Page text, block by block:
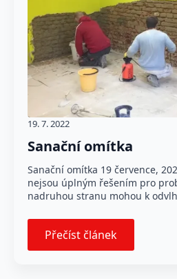
Sanační omítka
19. 7. 2022
Sanační omítka 19 července,
nejsou úplným řešením pro
nadruhou stranu mohou k
Přečíst článek